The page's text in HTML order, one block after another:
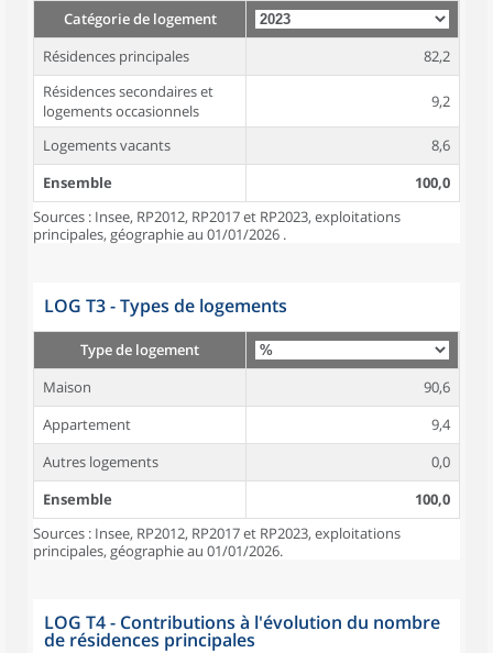
Catégorie de logement
Résidences principales
82,2
Résidences secondaires et
logements occasionnels
9,2
Logements vacants
8,6
Ensemble
100,0
Sources : Insee, RP2012, RP2017 et RP2023, exploitations
principales, géographie au 01/01/2026 .
LOG T3 - Types de logements
Type de logement
Maison
90,6
Appartement
9,4
Autres logements
0,0
Ensemble
100,0
Sources : Insee, RP2012, RP2017 et RP2023, exploitations
principales, géographie au 01/01/2026.
LOG T4 - Contributions à l'évolution du nombre
de résidences principales